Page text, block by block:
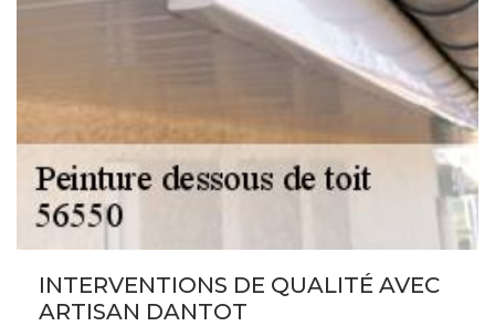
INTERVENTIONS DE QUALITÉ AVEC
ARTISAN DANTOT